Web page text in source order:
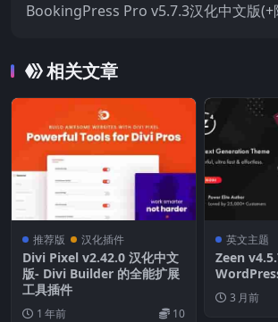
BookingPress Pro v5.7.3汉化中文版(+
相关文章
推荐版 汉化插件
Divi Pixel v2.42.0 汉化中文
版- Divi Builder 的全能扩展
工具插件
1 年前 10
英文主题
Zeen
3 月前